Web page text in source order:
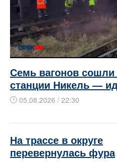
Семь вагонов сошли
станции Никель —
05.08.2026 / 22:30
На трассе в округе
перевернулась фура